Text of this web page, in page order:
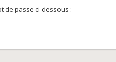
de passe ci-dessous :